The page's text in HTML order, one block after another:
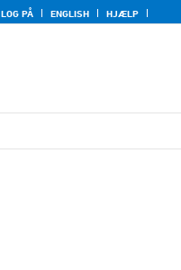
LOG PÅ ENGLISH HJÆLP